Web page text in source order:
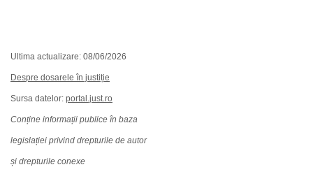
Ultima actualizare: 08/06/2026
Despre dosarele în justiție
Sursa datelor: portal.just.ro
Conține informații publice în baza
legislației privind drepturile de autor
și drepturile conexe